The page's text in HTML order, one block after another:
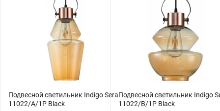
Подвесной светильник Indigo Sera
11022/A/1P Black
Подвесной светильник Indigo
11022/B/1P Black